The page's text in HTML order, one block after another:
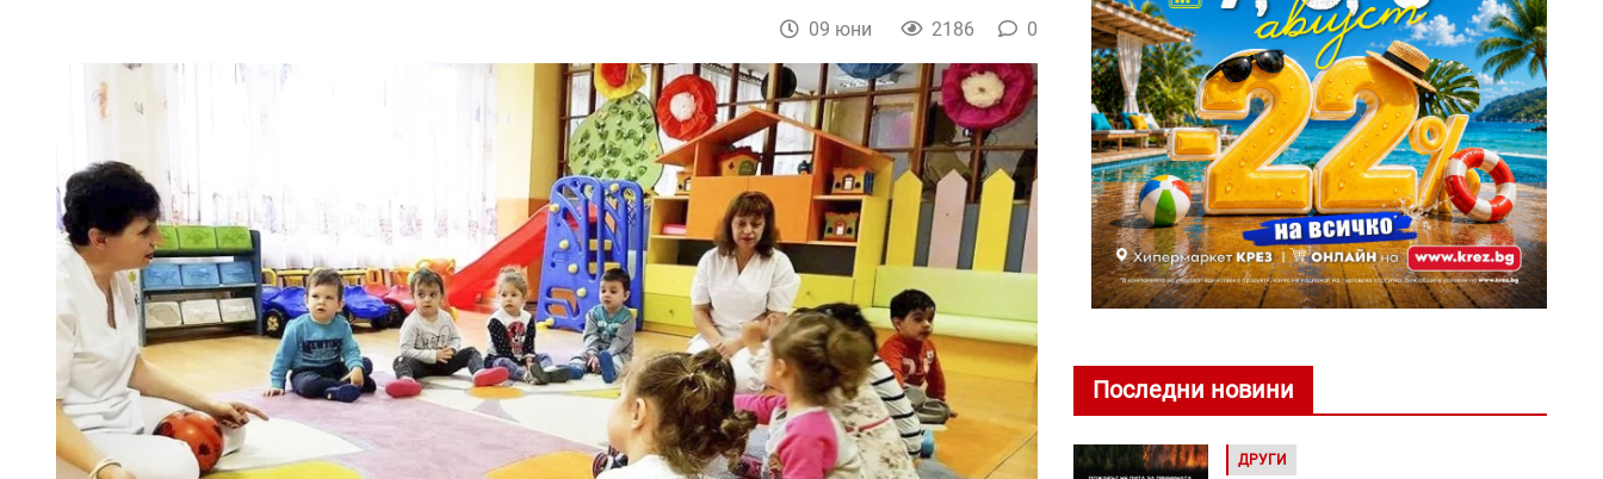
09 юни 2186 0
Последни новини
ДРУГИ